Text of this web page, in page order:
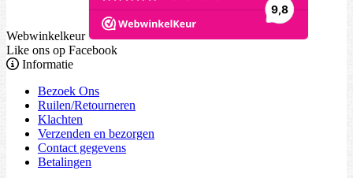
Webwinkelkeur
Like ons op Facebook
Informatie
Bezoek Ons
Ruilen/Retourneren
Klachten
Verzenden en bezorgen
Contact gegevens
Betalingen